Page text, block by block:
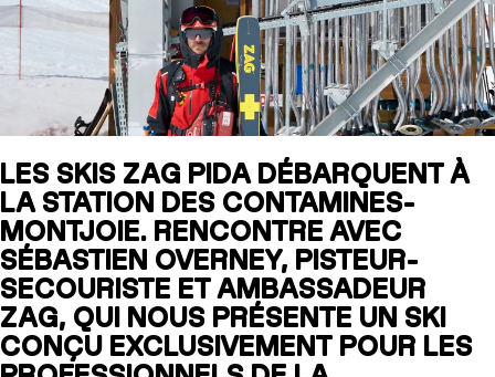
SLAP 104
LITE
SLAP 92
UBAC 102
LES SKIS ZAG PIDA DÉBARQUENT À
LA STATION DES CONTAMINES-
MONTJOIE. RENCONTRE AVEC
SÉBASTIEN OVERNEY, PISTEUR-
SECOURISTE ET AMBASSADEUR
ZAG, QUI NOUS PRÉSENTE UN SKI
CONÇU EXCLUSIVEMENT POUR LES